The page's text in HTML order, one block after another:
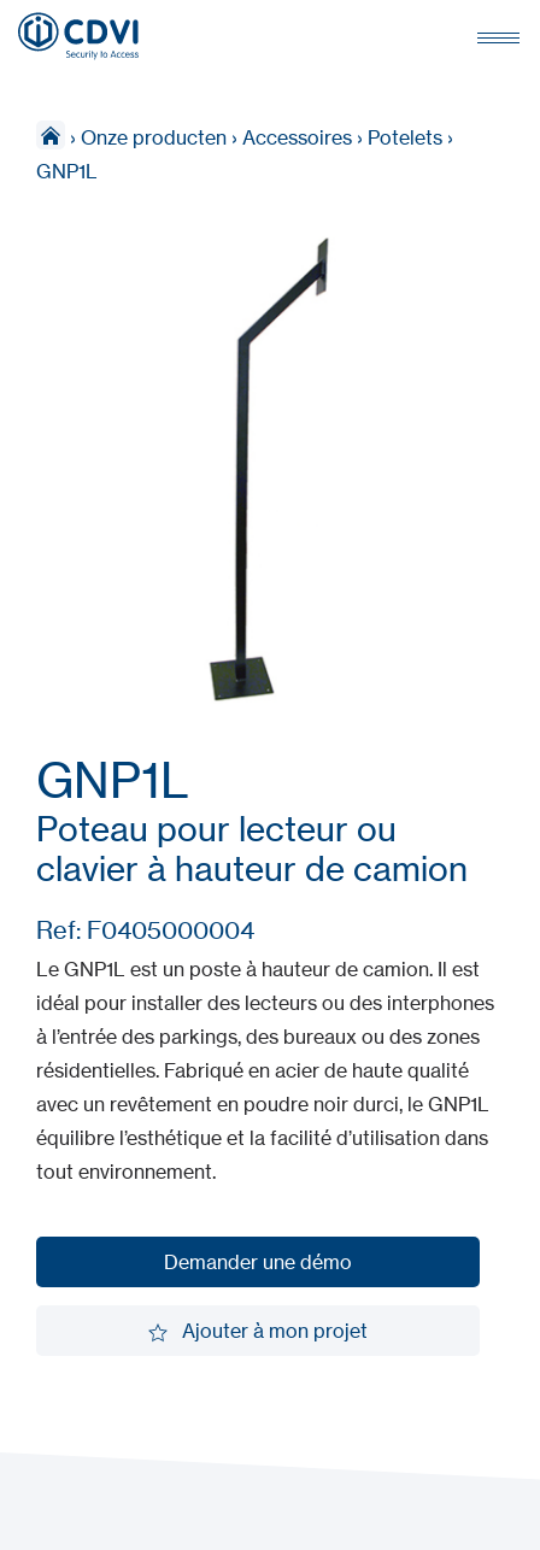
› Onze producten › Accessoires › Potelets ›
GNP1L
GNP1L
Poteau pour lecteur ou
clavier à hauteur de camion
Ref: F0405000004
Le GNP1L est un poste à hauteur de camion. Il est
idéal pour installer des lecteurs ou des interphones
à l’entrée des parkings, des bureaux ou des zones
résidentielles. Fabriqué en acier de haute qualité
avec un revêtement en poudre noir durci, le GNP1L
équilibre l’esthétique et la facilité d’utilisation dans
tout environnement.
Demander une démo
Ajouter à mon projet